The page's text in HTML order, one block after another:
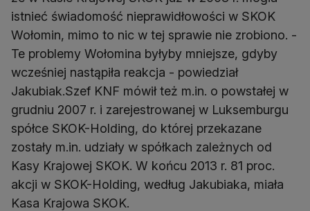
istnieć świadomość nieprawidłowości w SKOK
Wołomin, mimo to nic w tej sprawie nie zrobiono. -
Te problemy Wołomina byłyby mniejsze, gdyby
wcześniej nastąpiła reakcja - powiedział
Jakubiak.Szef KNF mówił też m.in. o powstałej w
grudniu 2007 r. i zarejestrowanej w Luksemburgu
spółce SKOK-Holding, do której przekazane
zostały m.in. udziały w spółkach zależnych od
Kasy Krajowej SKOK. W końcu 2013 r. 81 proc.
akcji w SKOK-Holding, według Jakubiaka, miała
Kasa Krajowa SKOK.